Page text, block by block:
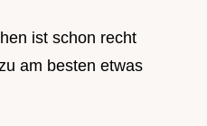
ist schon recht
am besten etwas